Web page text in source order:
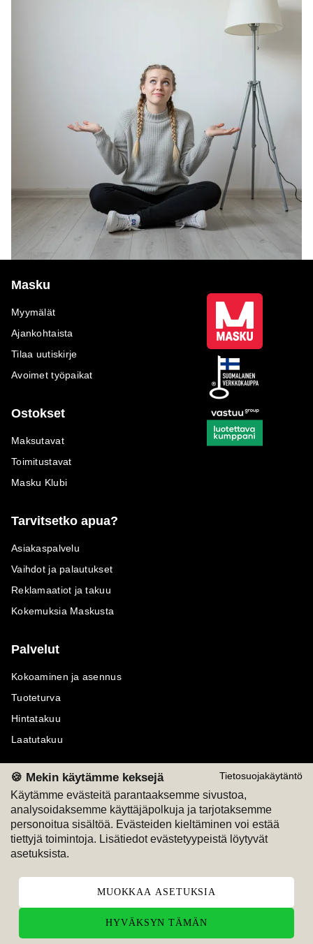
Tietosuojakäytäntö
🍪 Mekin käytämme keksejä
Käytämme evästeitä parantaaksemme sivustoa,
analysoidaksemme käyttäjäpolkuja ja tarjotaksemme
personoitua sisältöä. Evästeiden kieltäminen voi estää
tiettyjä toimintoja. Lisätiedot evästetyypeistä löytyvät
asetuksista.
MUOKKAA ASETUKSIA
HYVÄKSYN TÄMÄN
Masku
Myymälät
Ajankohtaista
Tilaa uutiskirje
Avoimet työpaikat
Ostokset
Maksutavat
Toimitustavat
Masku Klubi
Tarvitsetko apua?
Asiakaspalvelu
Vaihdot ja palautukset
Reklamaatiot ja takuu
Kokemuksia Maskusta
Palvelut
Kokoaminen ja asennus
Tuoteturva
Hintatakuu
Laatutakuu
Maksutavat
M
Seuraa meitä